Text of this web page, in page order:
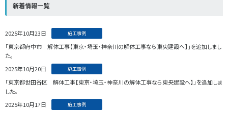
新着情報一覧
2025年10月23日 施工事例
「東京都府中市 解体工事【東京・埼玉・神奈川の解体工事なら東央建設へ】」を追加しまし
た。
2025年10月20日
施工事例
「東京都世田谷区 解体工事【東京・埼玉・神奈川の解体工事なら東央建設へ】」を追加しま
した。
2025年10月17日
施工事例